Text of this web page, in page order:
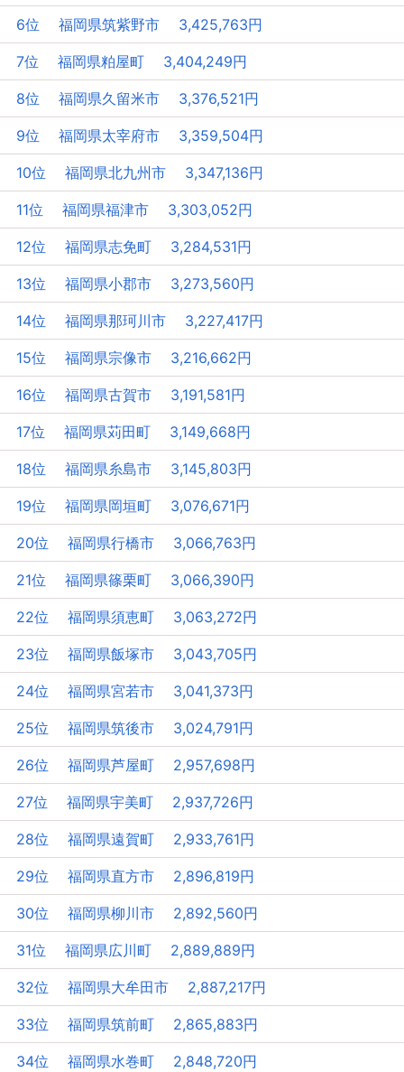
6位 福岡県筑紫野市 3,425,763円
7位 福岡県粕屋町 3,404,249円
8位 福岡県久留米市 3,376,521円
9位 福岡県太宰府市 3,359,504円
10位 福岡県北九州市 3,347,136円
11位 福岡県福津市 3,303,052円
12位 福岡県志免町 3,284,531円
13位 福岡県小郡市 3,273,560円
14位 福岡県那珂川市 3,227,417円
15位 福岡県宗像市 3,216,662円
16位 福岡県古賀市 3,191,581円
17位 福岡県苅田町 3,149,668円
18位 福岡県糸島市 3,145,803円
19位 福岡県岡垣町 3,076,671円
20位 福岡県行橋市 3,066,763円
21位 福岡県篠栗町 3,066,390円
22位 福岡県須恵町 3,063,272円
23位 福岡県飯塚市 3,043,705円
24位 福岡県宮若市 3,041,373円
25位 福岡県筑後市 3,024,791円
26位 福岡県芦屋町 2,957,698円
27位 福岡県宇美町 2,937,726円
28位 福岡県遠賀町 2,933,761円
29位 福岡県直方市 2,896,819円
30位 福岡県柳川市 2,892,560円
31位 福岡県広川町 2,889,889円
32位 福岡県大牟田市 2,887,217円
33位 福岡県筑前町 2,865,883円
34位 福岡県水巻町 2,848,720円